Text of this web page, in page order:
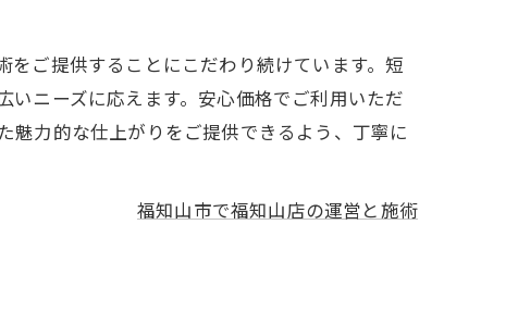
ご提供することにこだわり続けています。短
ニーズに応えます。安心価格でご利用いただ
魅力的な仕上がりをご提供できるよう、丁寧に
福知山市で福知山店の運営と施術